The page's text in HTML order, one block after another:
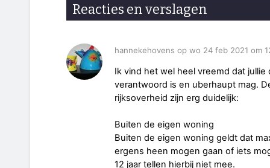
Reacties en verslagen
hannekehovens op wo 24 feb 2021 om
Ik vind het wel heel vreemd dat
verantwoord is en uberhaupt mag.
rijksoverheid zijn erg duidelijk:
Buiten de eigen woning
Buiten de eigen woning geldt dat
ergens heen mogen gaan of iets
12 jaar tellen hierbij niet mee.